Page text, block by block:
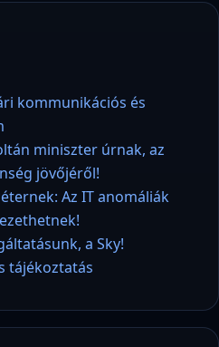
kommunikációs és
miniszter úrnak, az
jövőjéről!
Az IT anomáliák
a Sky!
tájékoztatás